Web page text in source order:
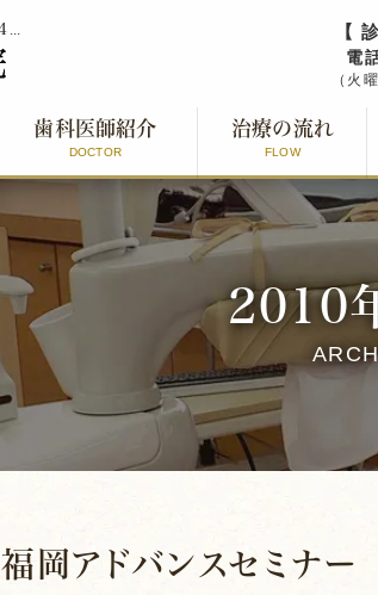
【
電
（火
歯科医師紹介
DOCTOR
治療の流れ
FLOW
2010
福岡アドバンスセミナー